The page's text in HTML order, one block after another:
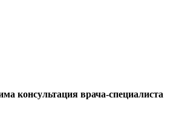
консультация врача-специалиста